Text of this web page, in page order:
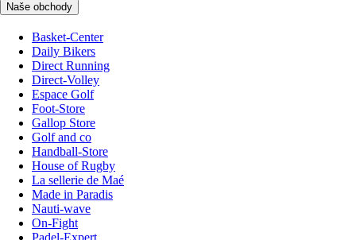
Naše obchody
Basket-Center
Daily Bikers
Direct Running
Direct-Volley
Espace Golf
Foot-Store
Gallop Store
Golf and co
Handball-Store
House of Rugby
La sellerie de Maé
Made in Paradis
Nauti-wave
On-Fight
Padel-Expert